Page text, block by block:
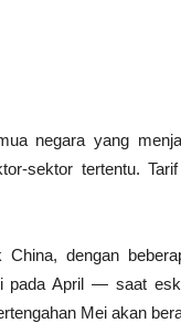
negara yang
sektor tertentu.
dengan
pada April — saat
Mei akan